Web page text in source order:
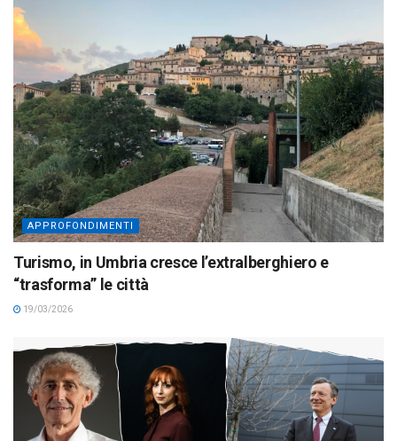
APPROFONDIMENTI
Turismo, in Umbria cresce l’extralberghiero e
“trasforma” le città
19/03/2026